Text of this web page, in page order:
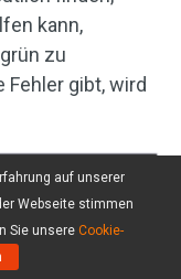
kann,
zu
Fehler gibt, wird
auf unserer
Webseite stimmen
Sie unsere Cookie-